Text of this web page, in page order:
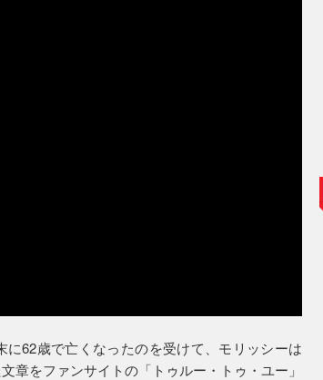
62歳で亡くなったのを受けて、モリッシーは
章をファンサイトの「トゥルー・トゥ・ユー」